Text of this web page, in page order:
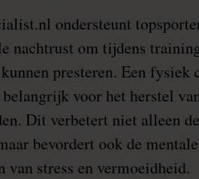
ondersteunt
nachtrust om tijdens
presteren. Een fysiek
voor het herstel
Dit verbetert niet alleen
bevordert ook de
van stress en vermoeidheid.